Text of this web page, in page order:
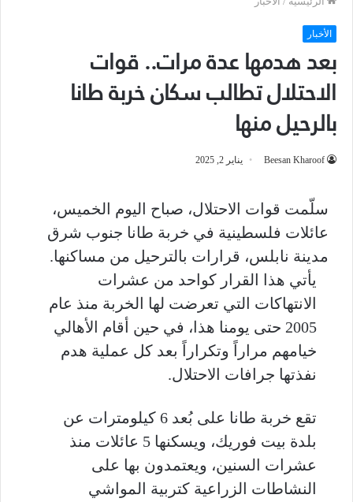
الأخبار
بعد هدمها عدة مرات.. قوات
الاحتلال تطالب سكان خربة طانا
بالرحيل منها
Beesan Kharoof يناير 2, 2025
سلّمت قوات الاحتلال، صباح اليوم الخميس،
عائلات فلسطينية في خربة طانا ﺟﻨﻮﺏ ﺷﺮﻕ
ﻣﺪﻳﻨﺔ ﻧﺎﺑﻠﺲ، قرارات بالترحيل من مساكنها.
يأتي هذا القرار كواحد من عشرات
الانتهاكات التي تعرضت لها الخربة منذ عام
2005 حتى يومنا هذا، في حين أقام الأهالي
خيامهم مراراً وتكراراً بعد كل عملية هدم
نفذتها جرافات الاحتلال.
تقع خربة طانا على بُعد 6 كيلومترات عن
بلدة بيت فوريك، ويسكنها 5 عائلات منذ
عشرات السنين، ويعتمدون بها على
النشاطات الزراعية كتربية المواشي